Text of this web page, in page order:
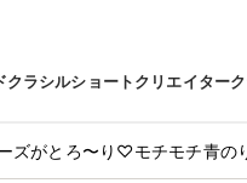
クラシルショートクリエイター
ズがとろ〜り♡モチモチ青の